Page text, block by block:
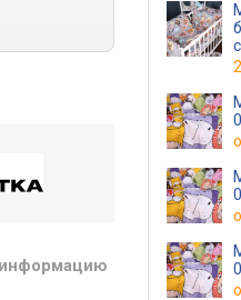
информацию